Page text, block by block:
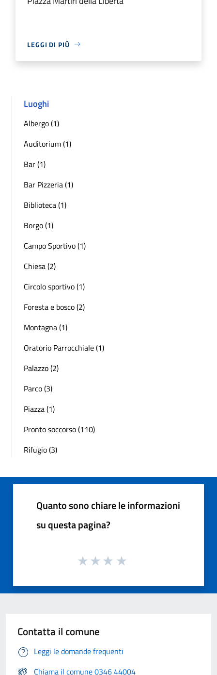
LEGGI DI PIÙ
Luoghi
Albergo (1)
Auditorium (1)
Bar (1)
Bar Pizzeria (1)
Biblioteca (1)
Borgo (1)
Campo Sportivo (1)
Chiesa (2)
Circolo sportivo (1)
Foresta e bosco (2)
Montagna (1)
Oratorio Parrocchiale (1)
Palazzo (2)
Parco (3)
Piazza (1)
Pronto soccorso (110)
Rifugio (3)
Quanto sono chiare le informazioni
su questa pagina?
Contatta il comune
Leggi le domande frequenti
Chiama il comune 0346 44004